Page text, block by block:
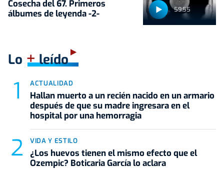
59:55
Cosecha del 67. Primeros
álbumes de leyenda -2-
Lo +leído
ACTUALIDAD
Hallan muerto a un recién nacido en un armario
después de que su madre ingresara en el
hospital por una hemorragia
VIDA Y ESTILO
¿Los huevos tienen el mismo efecto que el
Ozempic? Boticaria García lo aclara